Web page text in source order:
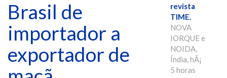
Brasil de
importador a
exportador de
revista
TIME.
NOVA
IORQUE e
NOIDA,
Índia, hÃ¡
5 horas